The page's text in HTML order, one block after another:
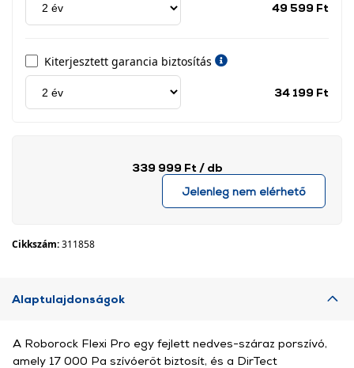
49 599 Ft
Kiterjesztett garancia biztosítás
34 199 Ft
339 999 Ft / db
Jelenleg nem elérhető
Cikkszám:311858
Alaptulajdonságok
A Roborock Flexi Pro egy fejlett nedves-száraz porszívó,
amely 17 000 Pa szívóerőt biztosít, és a DirTect